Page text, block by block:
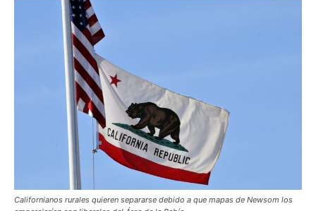
Californianos rurales quieren separarse debido a que mapas de Newsom los